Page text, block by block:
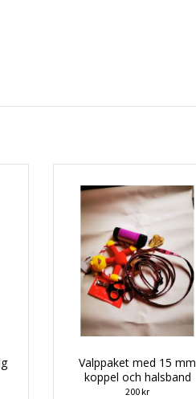
Valppaket med 15 mm
koppel och halsband
200 kr